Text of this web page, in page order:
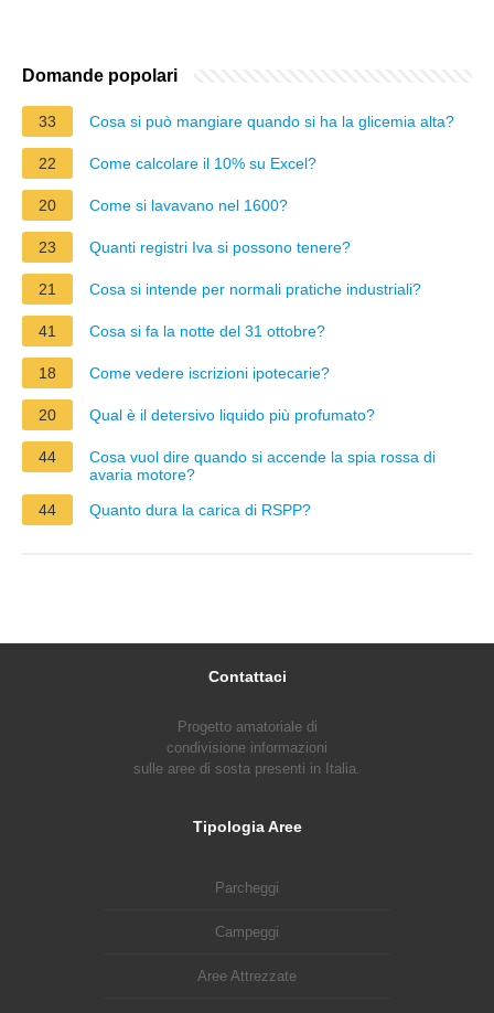
Domande popolari
33 Cosa si può mangiare quando si ha la glicemia alta?
22 Come calcolare il 10% su Excel?
20 Come si lavavano nel 1600?
23 Quanti registri Iva si possono tenere?
21 Cosa si intende per normali pratiche industriali?
41 Cosa si fa la notte del 31 ottobre?
18 Come vedere iscrizioni ipotecarie?
20 Qual è il detersivo liquido più profumato?
44
Cosa vuol dire quando si accende la spia rossa di
avaria motore?
44
Quanto dura la carica di RSPP?
Contattaci
Progetto amatoriale di
condivisione informazioni
sulle aree di sosta presenti in Italia.
Tipologia Aree
Parcheggi
Campeggi
Aree Attrezzate